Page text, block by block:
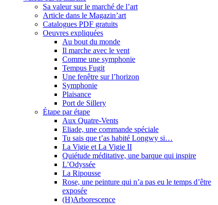
Sa valeur sur le marché de l’art
Article dans le Magazin’art
Catalogues PDF gratuits
Oeuvres expliquées
Au bout du monde
Il marche avec le vent
Comme une symphonie
Tempus Fugit
Une fenêtre sur l’horizon
Symphonie
Plaisance
Port de Sillery
Étape par étape
Aux Quatre-Vents
Eliade, une commande spéciale
Tu sais que t’as habité Longwy si…
La Vigie et La Vigie II
Quiétude méditative, une barque qui inspire
L’Odyssée
La Ripousse
Rose, une peinture qui n’a pas eu le temps d’être
exposée
(H)Arborescence